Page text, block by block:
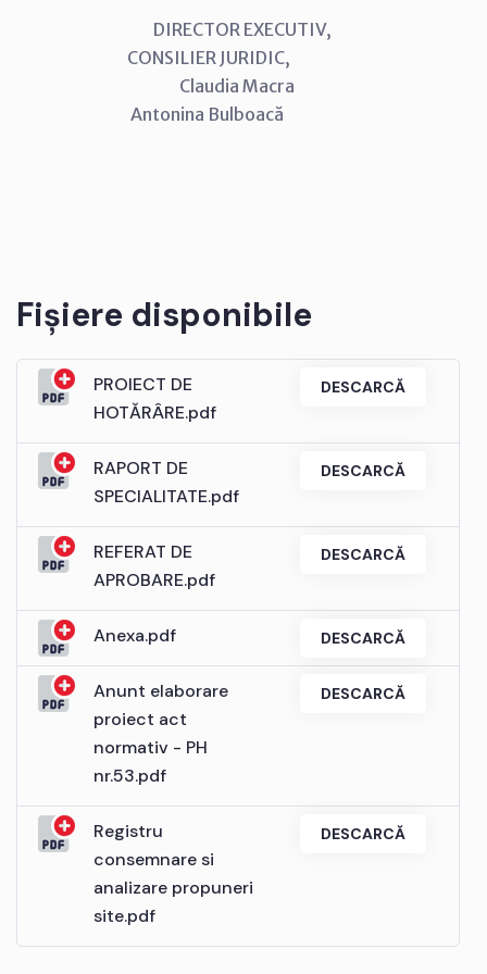
DIRECTOR EXECUTIV,
CONSILIER JURIDIC,
Claudia Macra
Antonina Bulboacă
Fișiere disponibile
PROIECT DE
HOTĂRÂRE.pdf
DESCARCĂ
RAPORT DE
SPECIALITATE.pdf
DESCARCĂ
REFERAT DE
APROBARE.pdf
DESCARCĂ
Anexa.pdf DESCARCĂ
Anunt elaborare
proiect act
normativ - PH
nr.53.pdf
DESCARCĂ
Registru
consemnare si
analizare propuneri
site.pdf
DESCARCĂ